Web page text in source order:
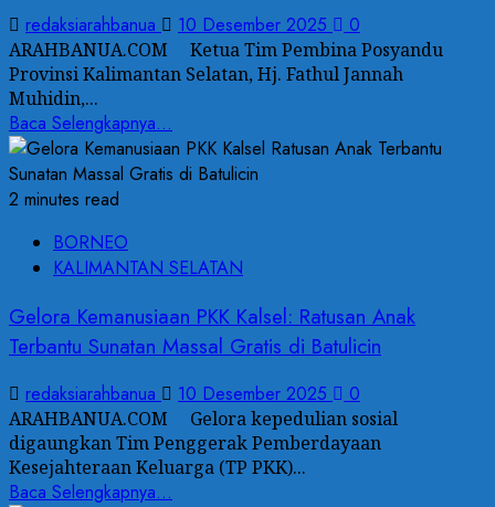
redaksiarahbanua 10 Desember 2025 0
ARAHBANUA.COM Ketua Tim Pembina Posyandu
Provinsi Kalimantan Selatan, Hj. Fathul Jannah
Muhidin,...
Baca Selengkapnya...
2 minutes read
BORNEO
KALIMANTAN SELATAN
Gelora Kemanusiaan PKK Kalsel: Ratusan Anak
Terbantu Sunatan Massal Gratis di Batulicin
redaksiarahbanua 10 Desember 2025 0
ARAHBANUA.COM Gelora kepedulian sosial
digaungkan Tim Penggerak Pemberdayaan
Kesejahteraan Keluarga (TP PKK)...
Baca Selengkapnya...